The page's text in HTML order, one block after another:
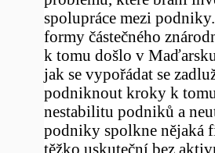
spolupráce mezi
formy částečného
k tomu došlo v
jak se vypořádat se
podniknout kroky k
nestabilitu podniků a
podniky spolkne nějaká
těžko uskuteční bez